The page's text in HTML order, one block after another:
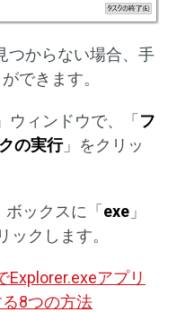
つからない場合、手
できます。
」ウィンドウで、「 フ
の実行」をクリッ
ボックスに「 exe 」
ックします。
Explorer.exeアプリ
8つの方法